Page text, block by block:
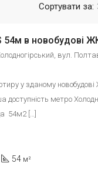
Сортувати за:
вул.
у зданому
доступність метро
54м2 […]
54 м²